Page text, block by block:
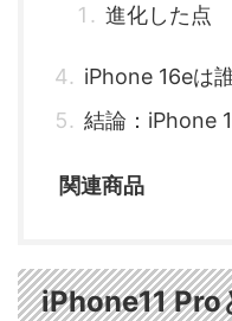
進化した点
iPhone 16eは
結論：iPhone
関連商品
iPhone11 Pro